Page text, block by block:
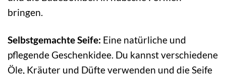
bringen.
Selbstgemachte Seife: Eine natürliche und
pflegende Geschenkidee. Du kannst verschiedene
Öle, Kräuter und Düfte verwenden und die Seife